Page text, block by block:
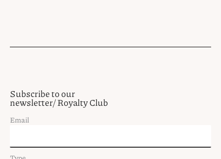
Subscribe to our
newsletter/ Royalty Club
Email